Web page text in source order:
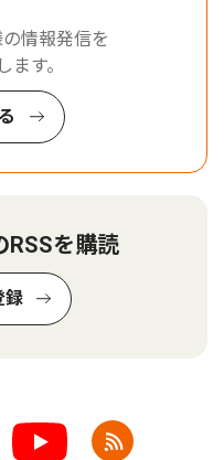
情報発信を
ます。
RSSを購読
録